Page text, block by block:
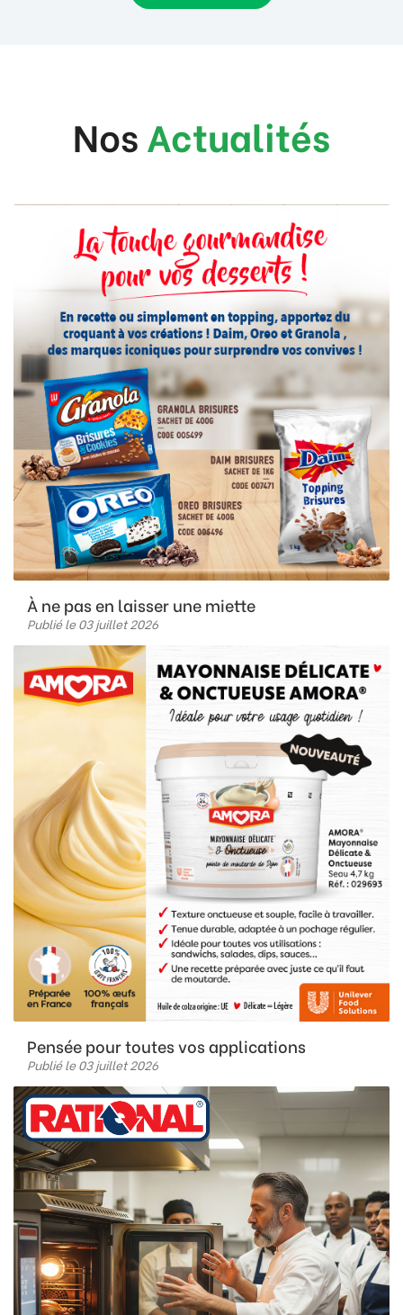
NosActualités
À ne pas en laisser une miette
Publié le 03 juillet 2026
Pensée pour toutes vos applications
Publié le 03 juillet 2026